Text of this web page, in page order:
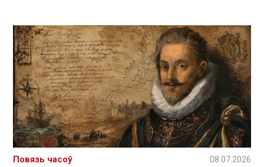
Повязь часоў 08.07.2026